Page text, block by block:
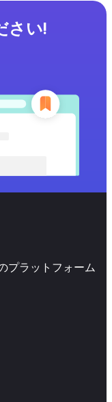
さい!
プラットフォーム